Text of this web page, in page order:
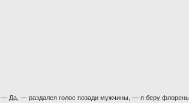
— Да, — раздался голос позади мужчины, — я беру флорены